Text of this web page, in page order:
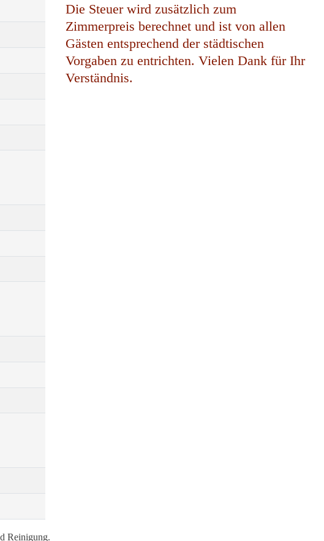
Die Steuer wird zusätzlich zum
Zimmerpreis berechnet und ist von allen
Gästen entsprechend der städtischen
Vorgaben zu entrichten. Vielen Dank für Ihr
Verständnis.
Reinigung.